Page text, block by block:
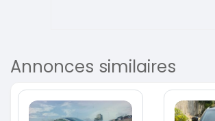
Annonces similaires